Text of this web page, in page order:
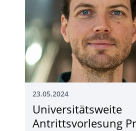
23.05.2024
­Universitätsweite
Antrittsvorlesung